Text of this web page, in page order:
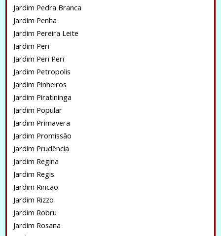
Jardim Pedra Branca
Jardim Penha
Jardim Pereira Leite
Jardim Peri
Jardim Peri Peri
Jardim Petropolis
Jardim Pinheiros
Jardim Piratininga
Jardim Popular
Jardim Primavera
Jardim Promissão
Jardim Prudência
Jardim Regina
Jardim Regis
Jardim Rincão
Jardim Rizzo
Jardim Robru
Jardim Rosana